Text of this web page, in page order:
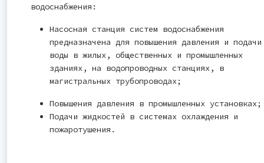
водоснабжения:
Насосная станция систем водоснабжения
предназначена для повышения давления и подачи
воды в жилых, общественных и промышленных
зданиях, на водопроводных станциях, в
магистральных трубопроводах;
Повышения давления в промышленных установках;
Подачи жидкостей в системах охлаждения и
пожаротушения.